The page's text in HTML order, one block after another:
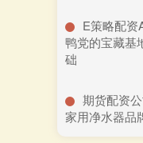
​E策略配资
鸭党的宝藏基
础
期货配资
家用净水器品